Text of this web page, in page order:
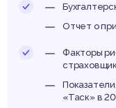
Отчет о
Факторы
«Таск» в